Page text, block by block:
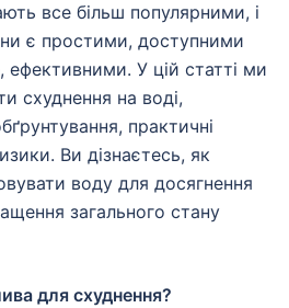
все більш популярними, і
є простими, доступними
У цій статті ми
схуднення на воді,
практичні
Ви дізнаєтесь, як
воду для досягнення
загального стану
для схуднення?